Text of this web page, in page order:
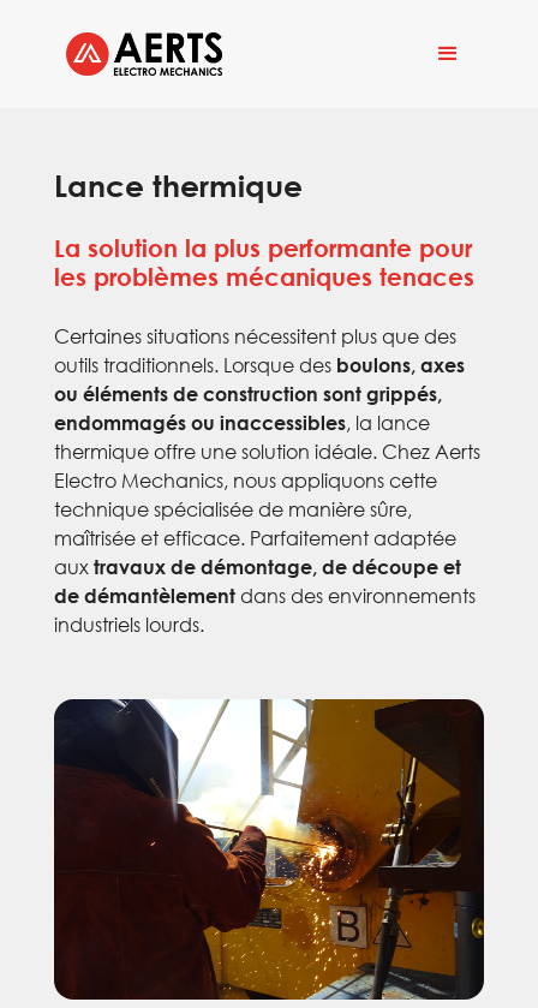
Lance thermique
La solution la plus performante pour
les problèmes mécaniques tenaces
Certaines situations nécessitent plus que des
outils traditionnels. Lorsque des boulons, axes
ou éléments de construction sont grippés,
endommagés ou inaccessibles, la lance
thermique offre une solution idéale. Chez Aerts
Electro Mechanics, nous appliquons cette
technique spécialisée de manière sûre,
maîtrisée et efficace. Parfaitement adaptée
aux travaux de démontage, de découpe et
de démantèlementdans des environnements
industriels lourds.